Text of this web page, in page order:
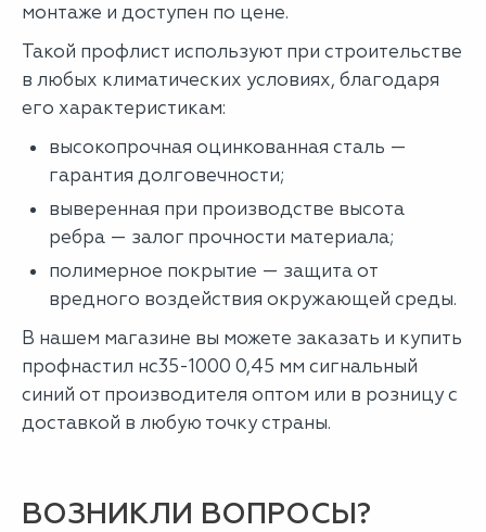
монтаже и доступен по цене.
Такой профлист используют при строительстве
в любых климатических условиях, благодаря
его характеристикам:
высокопрочная оцинкованная сталь —
гарантия долговечности;
выверенная при производстве высота
ребра — залог прочности материала;
полимерное покрытие — защита от
вредного воздействия окружающей среды.
В нашем магазине вы можете заказать и купить
профнастил нс35-1000 0,45 мм сигнальный
синий от производителя оптом или в розницу с
доставкой в любую точку страны.
ВОЗНИКЛИ ВОПРОСЫ?